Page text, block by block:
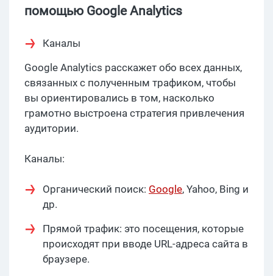
помощью Google Analytics
Каналы
Google Analytics расскажет обо всех данных,
связанных с полученным трафиком, чтобы
вы ориентировались в том, насколько
грамотно выстроена стратегия привлечения
аудитории.
Каналы:
Органический поиск: Google, Yahoo, Bing и
др.
Прямой трафик: это посещения, которые
происходят при вводе URL-адреса сайта в
браузере.